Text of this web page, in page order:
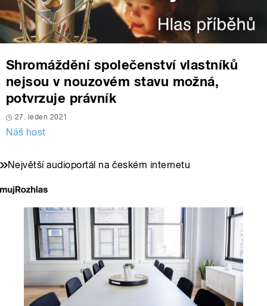
Shromáždění společenství vlastníků
nejsou v nouzovém stavu možná,
potvrzuje právník
27. leden 2021
Náš host
Největší audioportál na českém internetu